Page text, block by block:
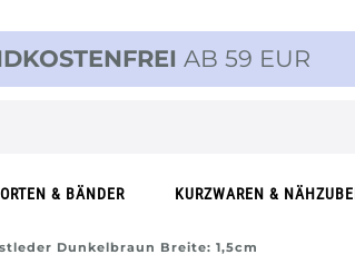
AB 59 EUR
& BÄNDER KURZWAREN &
Dunkelbraun Breite: 1,5cm